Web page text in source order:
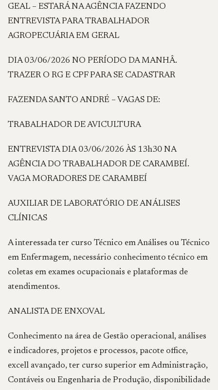
GEAL – ESTARÁ NA AGÊNCIA FAZENDO
ENTREVISTA PARA TRABALHADOR
AGROPECUÁRIA EM GERAL
DIA 03/06/2026 NO PERÍODO DA MANHÂ.
TRAZER O RG E CPF PARA SE CADASTRAR
FAZENDA SANTO ANDRÉ – VAGAS DE:
TRABALHADOR DE AVICULTURA
ENTREVISTA DIA 03/06/2026 ÀS 13h30 NA
AGÊNCIA DO TRABALHADOR DE CARAMBEÍ.
VAGA MORADORES DE CARAMBEÍ
AUXILIAR DE LABORATÓRIO DE ANÁLISES
CLÍNICAS
A interessada ter curso Técnico em Análises ou Técnico
em Enfermagem, necessário conhecimento técnico em
coletas em exames ocupacionais e plataformas de
atendimentos.
ANALISTA DE ENXOVAL
Conhecimento na área de Gestão operacional, análises
e indicadores, projetos e processos, pacote office,
excell avançado, ter curso superior em Administração,
Contáveis ou Engenharia de Produção, disponibilidade